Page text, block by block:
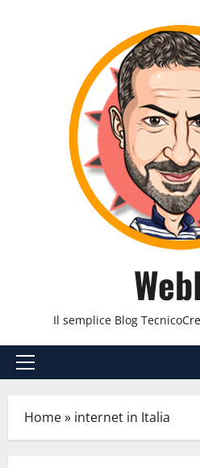
Il semplice Blog
Menu
Home» internet in Italia